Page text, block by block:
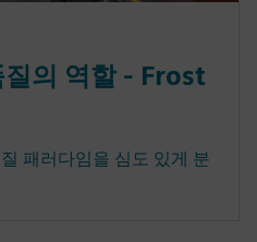
의 역할 - Frost
패러다임을 심도 있게 분